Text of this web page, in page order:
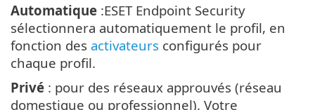
Automatique :ESET Endpoint Security
sélectionnera automatiquement le profil, en
fonction des activateurs configurés pour
chaque profil.
Privé : pour des réseaux approuvés (réseau
domestique ou professionnel). Votre